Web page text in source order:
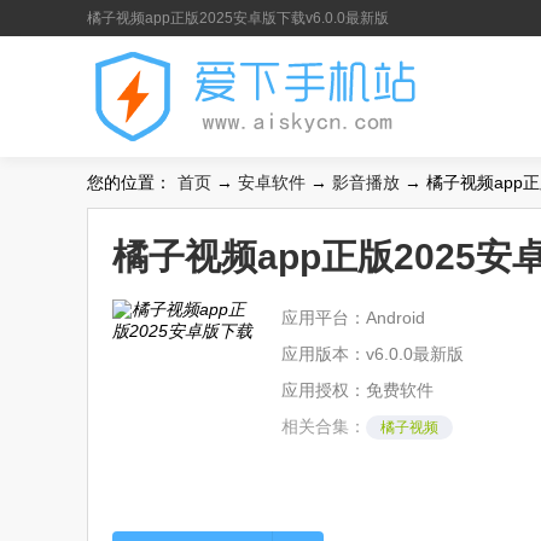
橘子视频app正版2025安卓版下载v6.0.0最新版
您的位置： 首页 → 安卓软件 → 影音播放 → 橘子视频app
橘子视频app正版2025安
应用平台：Android
应用版本：v6.0.0最新版
应用授权：免费软件
相关合集：
橘子视频